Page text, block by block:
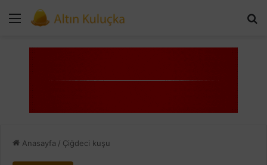
Menü
Anasayfa / Çiğdeci kuşu